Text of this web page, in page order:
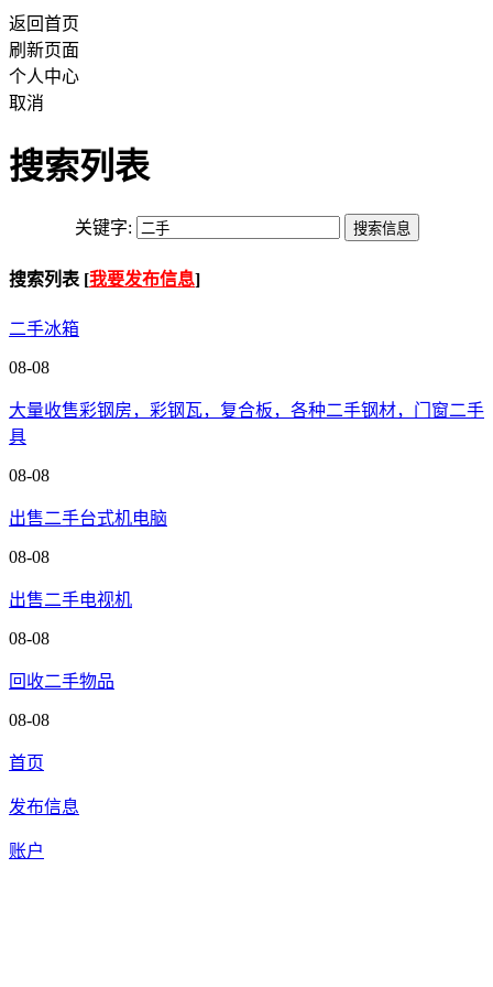
返回首页
刷新页面
个人中心
取消
搜索列表
关键字:
搜索列表 [我要发布信息]
二手冰箱
08-08
大量收售彩钢房，彩钢瓦，复合板，各种二手钢材，门窗二手
具
08-08
出售二手台式机电脑
08-08
出售二手电视机
08-08
回收二手物品
08-08
首页
发布信息
账户